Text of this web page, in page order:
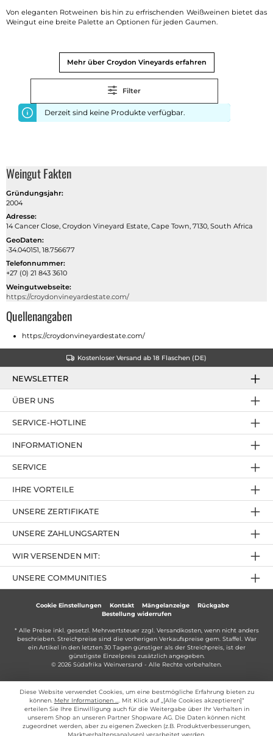
Von eleganten Rotweinen bis hin zu erfrischenden Weißweinen bietet das
Weingut eine breite Palette an Optionen für jeden Gaumen.
Mehr über Croydon Vineyards erfahren
Filter
Derzeit sind keine Produkte verfügbar.
Weingut Fakten
Gründungsjahr:
2004
Adresse:
14 Cancer Close, Croydon Vineyard Estate, Cape Town, 7130, South Africa
GeoDaten:
-34.040151, 18.756677
Telefonnummer:
+27 (0) 21 843 3610
Weingutwebseite:
https://croydonvineyardestate.com/
Quellenangaben
https://croydonvineyardestate.com/
Kostenloser Versand ab 18 Flaschen (DE)
NEWSLETTER
SERVICE-HOTLINE
IHRE VORTEILE
UNSERE ZAHLUNGSARTEN
ÜBER UNS
UNSERE ZERTIFIKATE
INFORMATIONEN
SERVICE
UNSERE COMMUNITIES
WIR VERSENDEN MIT:
Cookie Einstellungen Kontakt Mängelanzeige
Rückgabe
Bestellung widerrufen
* Alle Preise inkl. gesetzl. Mehrwertsteuer zzgl. Versandkosten, wenn nicht anders
beschrieben. Streichpreise sind die vorherigen Verkaufspreise gem. Staffel. War
ein Artikel in den letzten 30 Tagen günstiger als der Streichpreis, ist der
günstigste Einzelpreis zusätzlich angegeben.
© 2026 Südafrika Weinversand - Alle Rechte vorbehalten.
Diese Website verwendet Cookies, um eine bestmögliche Erfahrung bieten zu
können. Mehr Informationen ...
. Mit Klick auf „[Alle Cookies akzeptieren]“
erteilen Sie Ihre Einwilligung auch für die Weitergabe über Ihr Verhalten in
unserem Shop an unseren Partner Shopware AG. Die Daten können nicht
zugeordnet werden, aber zu eigenen Zwecken (z.B. Produktverbesserungen,
Marktverhaltensanalysen) verarbeitet werden.